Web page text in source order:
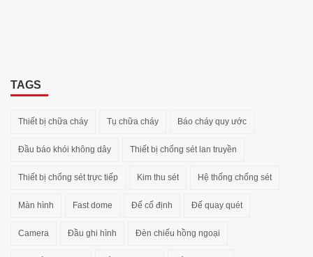
TAGS
Thiết bị chữa cháy Tụ chữa cháy Báo cháy quy ước
Đầu báo khói không dây Thiết bị chống sét lan truyền
Thiết bị chống sét trực tiếp Kim thu sét Hệ thống chống sét
Màn hình Fast dome Đế cố định Đế quay quét
Camera Đầu ghi hình Đèn chiếu hồng ngoại